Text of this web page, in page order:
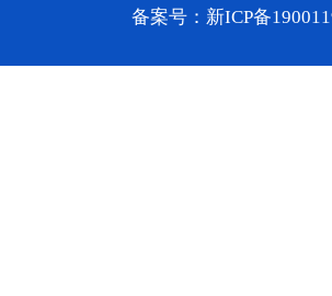
备案号： 新ICP备